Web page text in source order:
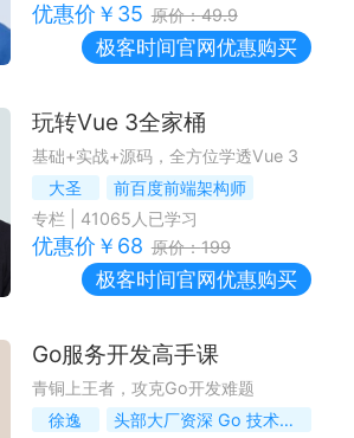
优惠价￥ 35 原价：49.9
极客时间官网优惠购买
玩转Vue 3全家桶
基础+实战+源码，全方位学透Vue 3
大圣
前百度前端架构师
专栏
41065 人已学习
优惠价￥ 68 原价：199
极客时间官网优惠购买
Go服务开发高手课
青铜上王者，攻克Go开发难题
徐逸
头部大厂资深 Go 技术专家、前腾讯资深工程师